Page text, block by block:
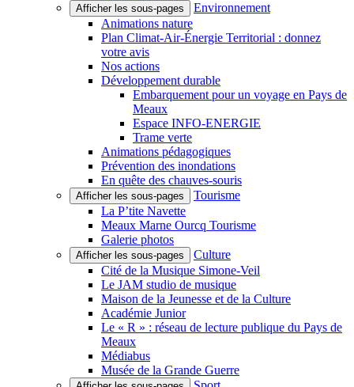
Afficher les sous-pages
Environnement
Animations nature
Plan Climat-Air-Énergie Territorial : donnez
votre avis
Nos actions
Développement durable
Embarquement pour un voyage en Pays de
Meaux
Espace INFO-ENERGIE
Trame verte
Animations pédagogiques
Prévention des inondations
En quête des chauves-souris
Afficher les sous-pages
Tourisme
La P’tite Navette
Meaux Marne Ourcq Tourisme
Galerie photos
Afficher les sous-pages
Culture
Cité de la Musique Simone-Veil
Le JAM studio de musique
Maison de la Jeunesse et de la Culture
Académie Junior
Le « R » : réseau de lecture publique du Pays de
Meaux
Médiabus
Musée de la Grande Guerre